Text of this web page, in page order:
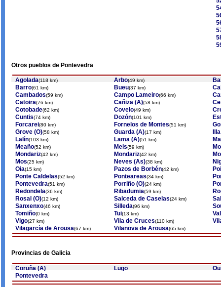
Otros pueblos de Pontevedra
Agolada(118 km) Arbo(49 km)
Barro(61 km) Bueu(37 km)
Cambados(59 km) Campo Lameiro(66 km)
Catoira(76 km) Cañiza (A)(58 km)
Cotobade(62 km) Covelo(49 km)
Cuntis(74 km) Dozón(101 km)
Forcarei(80 km) Fornelos de Montes(51 km)
Grove (O)(58 km) Guarda (A)(17 km)
Lalín(103 km) Lama (A)(51 km)
Meaño(52 km) Meis(59 km)
Mondariz(42 km) Mondariz(42 km)
Mos(25 km) Neves (As)(38 km)
Oia(15 km) Pazos de Borbén(42 km)
Ponte Caldelas(52 km) Ponteareas(34 km)
Pontevedra(51 km) Porriño (O)(24 km)
Redondela(36 km) Ribadumia(59 km)
Rosal (O)(12 km) Salceda de Caselas(24 km)
Sanxenxo(46 km) Silleda(96 km)
Tomiño(0 km) Tui(13 km)
Vigo(27 km) Vila de Cruces(110 km)
Vilagarcía de Arousa(67 km) Vilanova de Arousa(65 km)
Provincias de Galicia
Coruña (A) Lugo
Pontevedra